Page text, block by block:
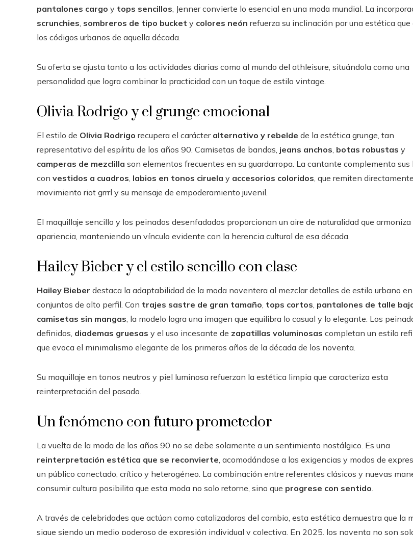
pantalones cargo y tops sencillos, Jenner convierte lo esencial en una moda mundial. La
scrunchies, sombreros de tipo bucket y colores neón refuerza su inclinación por una estética que
los códigos urbanos de aquella década.
Su oferta se ajusta tanto a las actividades diarias como al mundo del athleisure, situándola como una
personalidad que logra combinar la practicidad con un toque de estilo vintage.
Olivia Rodrigo y el grunge emocional
El estilo de Olivia Rodrigo recupera el carácter alternativo y rebelde de la estética grunge, tan
representativa del espíritu de los años 90. Camisetas de bandas, jeans anchos, botas robustas y
camperas de mezclilla son elementos frecuentes en su guardarropa. La cantante complementa sus
con vestidos a cuadros, labios en tonos ciruela y accesorios coloridos, que remiten
movimiento riot grrrl y su mensaje de empoderamiento juvenil.
El maquillaje sencillo y los peinados desenfadados proporcionan un aire de naturalidad que armoniza
apariencia, manteniendo un vínculo evidente con la herencia cultural de esa década.
Hailey Bieber y el estilo sencillo con clase
Hailey Bieber destaca la adaptabilidad de la moda noventera al mezclar detalles de estilo urbano en
conjuntos de alto perfil. Con trajes sastre de gran tamaño, tops cortos, pantalones de talle
camisetas sin mangas, la modelo logra una imagen que equilibra lo casual y lo elegante. Los
definidos, diademas gruesas y el uso incesante de zapatillas voluminosas completan un estilo
que evoca el minimalismo elegante de los primeros años de la década de los noventa.
Su maquillaje en tonos neutros y piel luminosa refuerzan la estética limpia que caracteriza esta
reinterpretación del pasado.
Un fenómeno con futuro prometedor
La vuelta de la moda de los años 90 no se debe solamente a un sentimiento nostálgico. Es una
reinterpretación estética que se reconvierte, acomodándose a las exigencias y modos de
un público conectado, crítico y heterogéneo. La combinación entre referentes clásicos y nuevas
consumir cultura posibilita que esta moda no solo retorne, sino que progrese con sentido.
A través de celebridades que actúan como catalizadoras del cambio, esta estética demuestra que la
sigue siendo un medio poderoso de expresión individual y colectiva. En 2025, los noventa no son